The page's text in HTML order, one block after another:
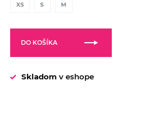
XS S M
DO KOŠÍKA
Skladom v eshope